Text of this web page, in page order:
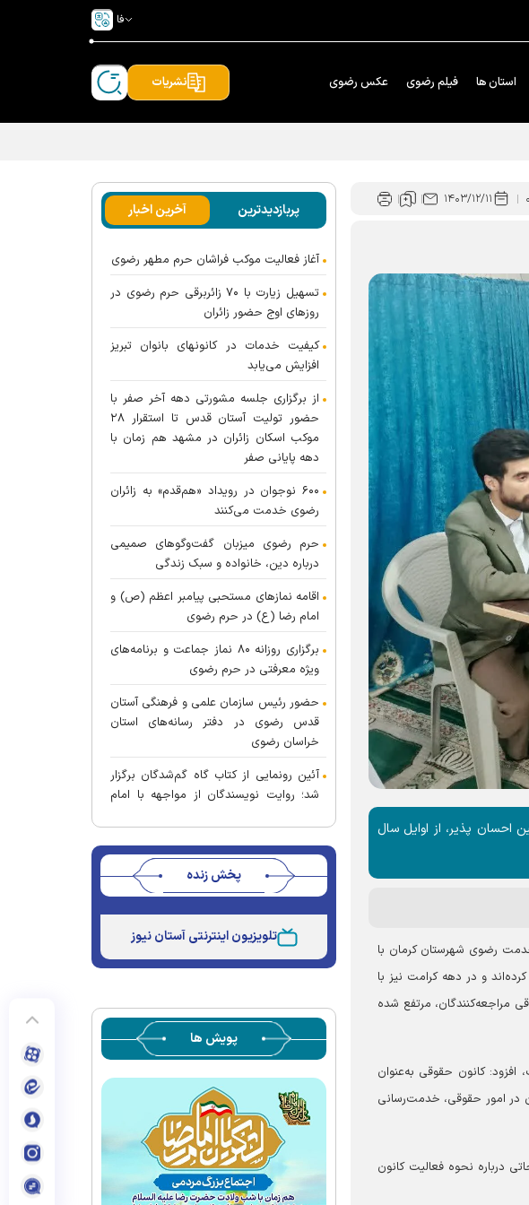
فا
استان ها فیلم رضوی عکس رضوی نشریات
۱۴۰۳/۱۲/۱۱
بیش از ۱۰۰ مشاوره حقوقی به مراجعین احسان پذیر، از اوایل سال
رضوی شهرستان کرمان با
و در دهه کرامت نیز با
مراجعه‌کنندگان، مرتفع شده
افزود: کانون حقوقی به‌عنوان
در امور حقوقی، خدمت‌رسانی
درباره نحوه فعالیت کانون
پربازدیدترین آخرین اخبار
آغاز فعالیت موکب فراشان حرم مطهر رضوی
تسهیل زیارت با ۷۰ زائربرقی حرم رضوی در
روز‌های اوج حضور زائران
کیفیت خدمات در کانونهای بانوان تبریز
افزایش می‌یابد
از برگزاری جلسه مشورتی دهه آخر صفر با
حضور تولیت آستان قدس تا استقرار ۲۸
موکب اسکان زائران در مشهد هم زمان با
دهه پایانی صفر
۶۰۰ نوجوان در رویداد «هم‌قدم» به زائران
رضوی خدمت می‌کنند
حرم رضوی میزبان گفت‌و‌گو‌های صمیمی
درباره دین، خانواده و سبک زندگی
اقامه نماز‌های مستحبی پیامبر اعظم (ص) و
امام رضا (ع) در حرم رضوی
برگزاری روزانه ۸۰ نماز جماعت و برنامه‌های
ویژه معرفتی در حرم رضوی
حضور رئیس سازمان علمی و فرهنگی آستان
قدس رضوی در دفتر رسانه‌های استان
خراسان رضوی
آئین رونمایی از کتاب گاه گم‌شدگان برگزار
شد؛ روایت نویسندگان از مواجهه با امام
پخش زنده
تلویزیون اینترنتی آستان نیوز
پویش ها